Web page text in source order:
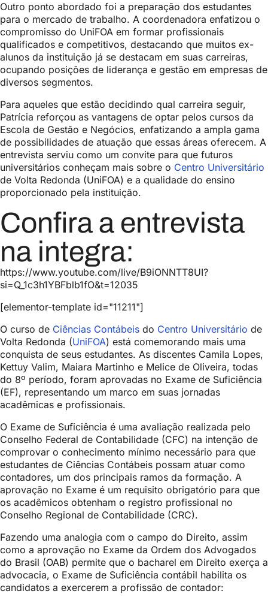
Outro ponto abordado foi a preparação dos estudantes
para o mercado de trabalho. A coordenadora enfatizou o
compromisso do UniFOA em formar profissionais
qualificados e competitivos, destacando que muitos ex-
alunos da instituição já se destacam em suas carreiras,
ocupando posições de liderança e gestão em empresas de
diversos segmentos.
Para aqueles que estão decidindo qual carreira seguir,
Patrícia reforçou as vantagens de optar pelos cursos da
Escola de Gestão e Negócios, enfatizando a ampla gama
de possibilidades de atuação que essas áreas oferecem. A
entrevista serviu como um convite para que futuros
universitários conheçam mais sobre o Centro Universitário
de Volta Redonda (UniFOA) e a qualidade do ensino
proporcionado pela instituição.
Confira a entrevista
na integra:
https://www.youtube.com/live/B9iONNTT8UI?
si=Q_1c3h1YBFblb1fO&t=12035
[elementor-template id="11211"]
O curso de Ciências Contábeis do Centro Universitário de
Volta Redonda (UniFOA) está comemorando mais uma
conquista de seus estudantes. As discentes Camila Lopes,
Kettuy Valim, Maiara Martinho e Melice de Oliveira, todas
do 8º período, foram aprovadas no Exame de Suficiência
(EF), representando um marco em suas jornadas
acadêmicas e profissionais.
O Exame de Suficiência é uma avaliação realizada pelo
Conselho Federal de Contabilidade (CFC) na intenção de
comprovar o conhecimento mínimo necessário para que
estudantes de Ciências Contábeis possam atuar como
contadores, um dos principais ramos da formação. A
aprovação no Exame é um requisito obrigatório para que
os acadêmicos obtenham o registro profissional no
Conselho Regional de Contabilidade (CRC).
Fazendo uma analogia com o campo do Direito, assim
como a aprovação no Exame da Ordem dos Advogados
do Brasil (OAB) permite que o bacharel em Direito exerça a
advocacia, o Exame de Suficiência contábil habilita os
candidatos a exercerem a profissão de contador: